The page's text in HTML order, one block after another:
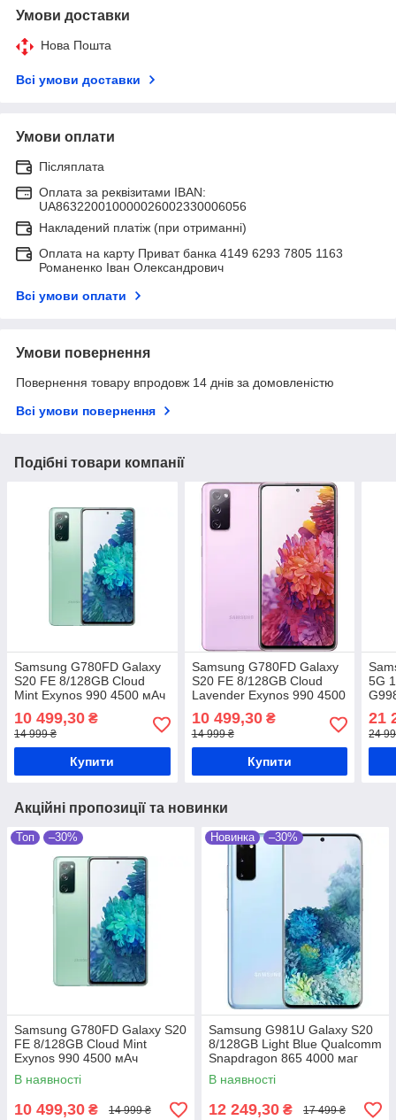
Умови доставки
Нова Пошта
Всі умови доставки
Умови оплати
Післяплата
Оплата за реквізитами IBAN:
UA863220010000026002330006056
Накладений платіж (при отриманні)
Оплата на карту Приват банка 4149 6293 7805 1163
Романенко Іван Олександрович
Всі умови оплати
Умови повернення
Повернення товару впродовж 14 днів за домовленістю
Всі умови повернення
Подібні товари компанії
Samsung G780FD Galaxy
S20 FE 8/128GB Cloud
Mint Exynos 990 4500 мАч
10 499,30 ₴
14 999 ₴
Купити
Samsung G780FD Galaxy
S20 FE 8/128GB Cloud
Lavender Exynos 990 4500
мАч
10 499,30₴
14 999 ₴
Купити
5G
21
24
Акційні пропозиції та новинки
Топ –30%
Samsung G780FD Galaxy S20
FE 8/128GB Cloud Mint
Exynos 990 4500 мАч
В наявності
10 499,30 ₴ 14 999 ₴
Новинка –30%
Samsung G981U Galaxy S20
8/128GB Light Blue Qualcomm
Snapdragon 865 4000 маг
В наявності
12 249,30 ₴ 17 499 ₴